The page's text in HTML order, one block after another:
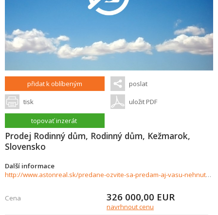
přidat k oblíbeným poslat
tisk uložit PDF
topovať inzerát
Prodej Rodinný dům, Rodinný dům, Kežmarok,
Slovensko
Další informace
http://www.astonreal.sk/predane-ozvite-sa-predam-aj-vasu-nehnutelnost-651369
Cena 326 000,00 EUR
navrhnout cenu